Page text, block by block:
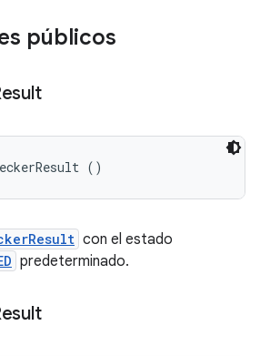
públicos
()
con el estado
predeterminado.